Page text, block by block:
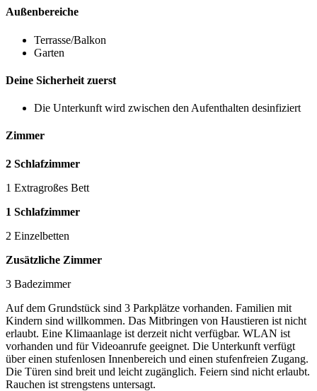
Außenbereiche
Terrasse/Balkon
Garten
Deine Sicherheit zuerst
Die Unterkunft wird zwischen den Aufenthalten desinfiziert
Zimmer
2 Schlafzimmer
1 Extragroßes Bett
1 Schlafzimmer
2 Einzelbetten
Zusätzliche Zimmer
3 Badezimmer
Auf dem Grundstück sind 3 Parkplätze vorhanden. Familien mit
Kindern sind willkommen. Das Mitbringen von Haustieren ist nicht
erlaubt. Eine Klimaanlage ist derzeit nicht verfügbar. WLAN ist
vorhanden und für Videoanrufe geeignet. Die Unterkunft verfügt
über einen stufenlosen Innenbereich und einen stufenfreien Zugang.
Die Türen sind breit und leicht zugänglich. Feiern sind nicht erlaubt.
Rauchen ist strengstens untersagt.